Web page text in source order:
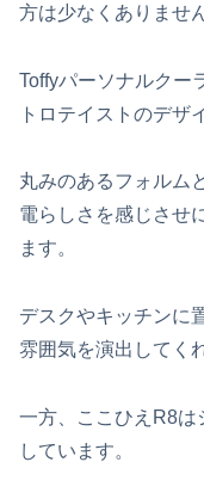
方は少なくありませ
Toffyパーソナルクー
トロテイストのデザ
丸みのあるフォルム
電らしさを感じさせ
ます。
デスクやキッチンに
雰囲気を演出してく
一方、ここひえR8は
しています。